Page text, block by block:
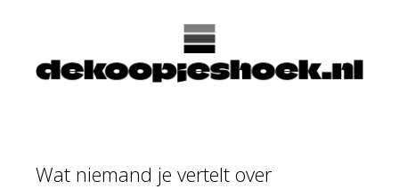
Wat niemand je vertelt over